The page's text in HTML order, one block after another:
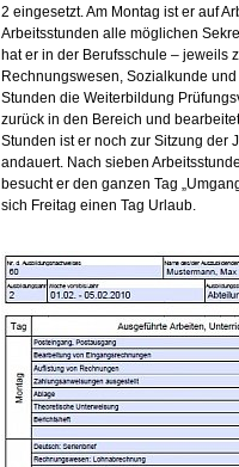
2 eingesetzt. Am Montag ist er auf
Arbeitsstunden alle möglichen
hat er in der Berufsschule – jeweils
Rechnungswesen, Sozialkunde
Stunden die Weiterbildung
zurück in den Bereich und
Stunden ist er noch zur Sitzung der
andauert. Nach sieben
besucht er den ganzen Tag
sich Freitag einen Tag Urlaub.